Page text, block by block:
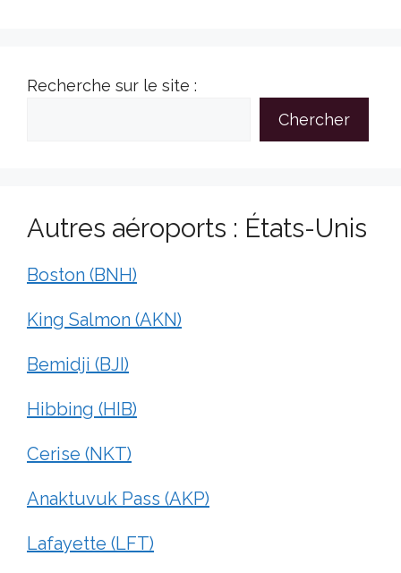
Recherche sur le site :
Chercher
Autres aéroports : États-Unis
Boston (BNH)
King Salmon (AKN)
Bemidji (BJI)
Hibbing (HIB)
Cerise (NKT)
Anaktuvuk Pass (AKP)
Lafayette (LFT)